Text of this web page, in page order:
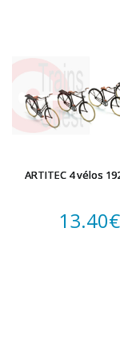
ARTITEC 4 vélos
13.40€